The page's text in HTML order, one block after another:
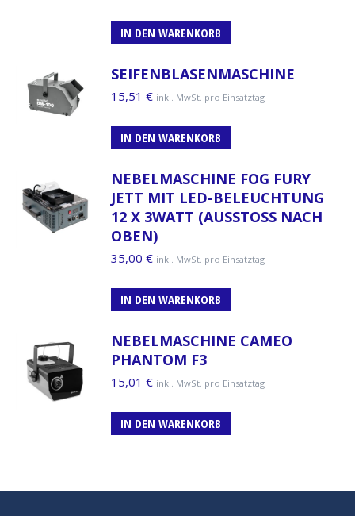
IN DEN WARENKORB
SEIFENBLASENMASCHINE
15,51 € inkl. MwSt. pro Einsatztag
IN DEN WARENKORB
NEBELMASCHINE FOG FURY
JETT MIT LED-BELEUCHTUNG
12 X 3WATT (AUSSTOSS NACH
OBEN)
35,00 € inkl. MwSt. pro Einsatztag
IN DEN WARENKORB
NEBELMASCHINE CAMEO
PHANTOM F3
15,01 € inkl. MwSt. pro Einsatztag
IN DEN WARENKORB